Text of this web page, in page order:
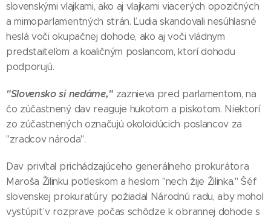
slovenskými vlajkami, ako aj vlajkami viacerých opozičných
a mimoparlamentných strán. Ľudia skandovali nesúhlasné
heslá voči okupačnej dohode, ako aj voči vládnym
predstaiteľom a koaličným poslancom, ktorí dohodu
podporujú.
"Slovensko si nedáme,"zaznieva pred parlamentom, na
čo zúčastnený dav reaguje hukotom a piskotom. Niektorí
zo zúčastnených označujú okoloidúcich poslancov za
"zradcov národa".
Dav privítal prichádzajúceho generálneho prokurátora
Maroša Žilinku potleskom a heslom "nech žije Žilinka." Šéf
slovenskej prokuratúry požiadal Národnú radu, aby mohol
vystúpiť v rozprave počas schôdze k obrannej dohode s